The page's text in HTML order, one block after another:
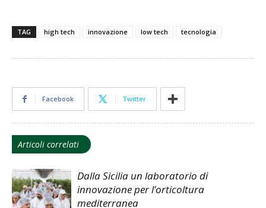
TAG high tech innovazione low tech tecnologia
Facebook Twitter
Articoli correlati
Dalla Sicilia un laboratorio di
innovazione per l’orticoltura
mediterranea